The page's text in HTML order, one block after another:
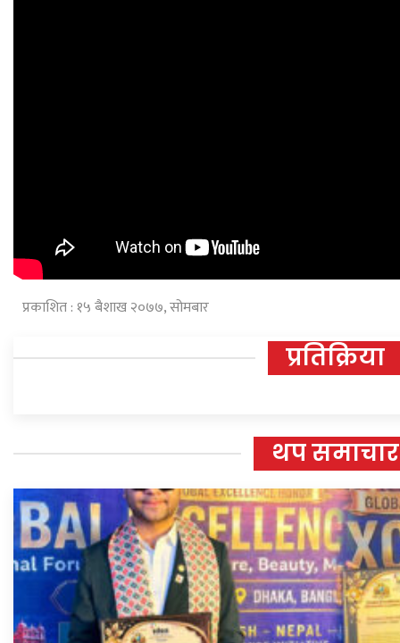
प्रकाशित : १५ बैशाख २०७७, सोमबार
प्रतिक्रिया
थप समाचार